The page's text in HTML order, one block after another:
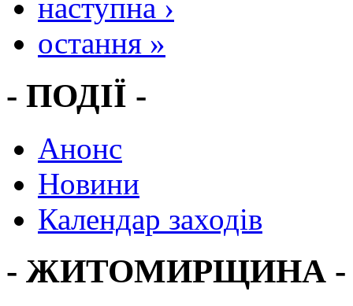
наступна ›
остання »
- ПОДІЇ -
Анонс
Новини
Календар заходів
- ЖИТОМИРЩИНА -